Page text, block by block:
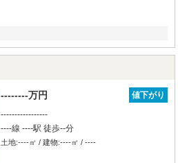
--------万円
値下がり
-----------------
----線 ----駅 徒歩--分
土地:----㎡ / 建物:----㎡ / ----